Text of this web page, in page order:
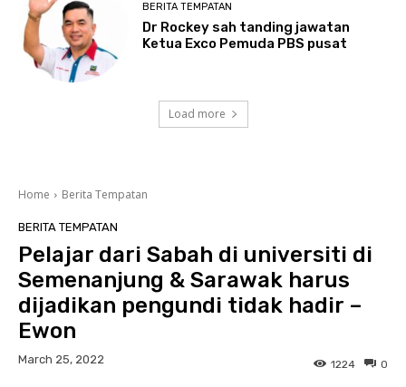
BERITA TEMPATAN
Dr Rockey sah tanding jawatan
Ketua Exco Pemuda PBS pusat
Load more